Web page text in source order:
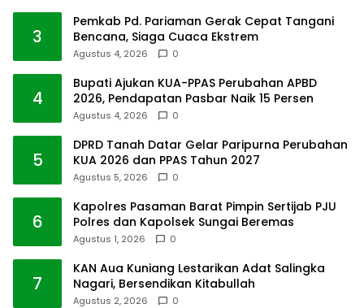
3
Pemkab Pd. Pariaman Gerak Cepat Tangani
Bencana, Siaga Cuaca Ekstrem
Agustus 4, 2026 0
4
Bupati Ajukan KUA-PPAS Perubahan APBD
2026, Pendapatan Pasbar Naik 15 Persen
Agustus 4, 2026 0
5
DPRD Tanah Datar Gelar Paripurna Perubahan
KUA 2026 dan PPAS Tahun 2027
Agustus 5, 2026 0
6
Kapolres Pasaman Barat Pimpin Sertijab PJU
Polres dan Kapolsek Sungai Beremas
Agustus 1, 2026 0
7
KAN Aua Kuniang Lestarikan Adat Salingka
Nagari, Bersendikan Kitabullah
Agustus 2, 2026 0